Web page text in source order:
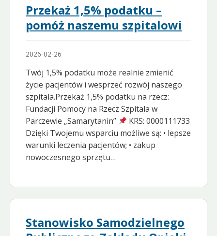
Przekaż 1,5% podatku –
pomóż naszemu szpitalowi
2026-02-26
Twój 1,5% podatku może realnie zmienić
życie pacjentów i wesprzeć rozwój naszego
szpitala.Przekaż 1,5% podatku na rzecz:
Fundacji Pomocy na Rzecz Szpitala w
Parczewie „Samarytanin”
KRS: 0000111733
Dzięki Twojemu wsparciu możliwe są: • lepsze
warunki leczenia pacjentów; • zakup
nowoczesnego sprzętu…
Stanowisko Samodzielnego